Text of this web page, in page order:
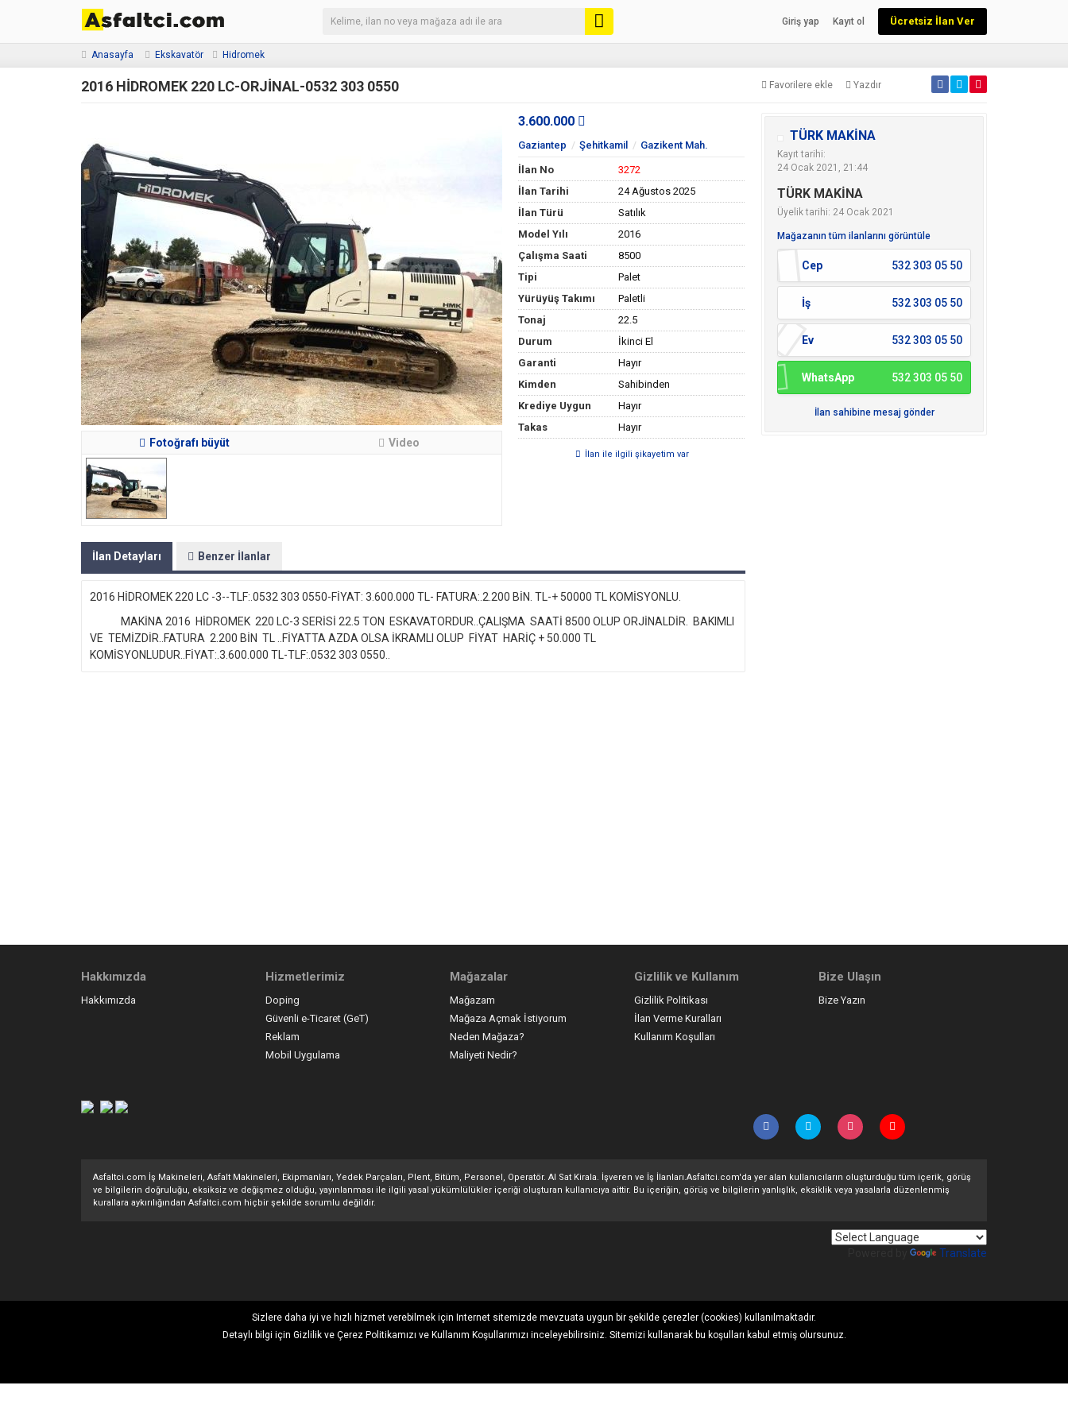
Giriş yap Kayıt ol Ücretsiz İlan Ver
Anasayfa Ekskavatör Hidromek
2016 HİDROMEK 220 LC-ORJİNAL-0532 303 0550 Favorilere ekle Yazdır
Fotoğrafı büyüt Video
3.600.000
Gaziantep Şehitkamil Gazikent Mah.
İlan No
3272
İlan Tarihi
24 Ağustos 2025
İlan Türü
Satılık
Model Yılı
2016
Çalışma Saati
8500
Tipi
Palet
Yürüyüş Takımı
Paletli
Tonaj
22.5
Durum
İkinci El
Garanti
Hayır
Kimden
Sahibinden
Krediye Uygun
Hayır
Takas
Hayır
İlan ile ilgili şikayetim var
İlan Detayları Benzer İlanlar
2016 HİDROMEK 220 LC -3--TLF:.0532 303 0550-FİYAT: 3.600.000 TL- FATURA:.2.200 BİN. TL-+ 50000 TL KOMİSYONLU.
MAKİNA 2016 HİDROMEK 220 LC-3 SERİSİ 22.5 TON ESKAVATORDUR..ÇALIŞMA SAATİ 8500 OLUP ORJİNALDİR. BAKIMLI
VE TEMİZDİR..FATURA 2.200 BİN TL ..FİYATTA AZDA OLSA İKRAMLI OLUP FİYAT HARİÇ + 50.000 TL
KOMİSYONLUDUR..FİYAT:.3.600.000 TL-TLF:.0532 303 0550..
TÜRK MAKİNA
Kayıt tarihi:
24 Ocak 2021, 21:44
TÜRK MAKİNA
Üyelik tarihi: 24 Ocak 2021
Mağazanın tüm ilanlarını görüntüle
Cep 532 303 05 50
İş 532 303 05 50
Ev 532 303 05 50
WhatsApp 532 303 05 50
İlan sahibine mesaj gönder
Hakkımızda
Hakkımızda
Hizmetlerimiz
Doping
Güvenli e-Ticaret (GeT)
Reklam
Mobil Uygulama
Mağazalar
Mağazam
Mağaza Açmak İstiyorum
Neden Mağaza?
Maliyeti Nedir?
Gizlilik ve Kullanım
Gizlilik Politikası
İlan Verme Kuralları
Kullanım Koşulları
Bize Ulaşın
Bize Yazın
Asfaltci.com İş Makineleri, Asfalt Makineleri, Ekipmanları, Yedek Parçaları, Plent, Bitüm, Personel, Operatör. Al Sat Kirala. İşveren ve İş İlanları.Asfaltci.com'da yer alan kullanıcıların oluşturduğu tüm içerik, görüş
ve bilgilerin doğruluğu, eksiksiz ve değişmez olduğu, yayınlanması ile ilgili yasal yükümlülükler içeriği oluşturan kullanıcıya aittir. Bu içeriğin, görüş ve bilgilerin yanlışlık, eksiklik veya yasalarla düzenlenmiş
kurallara aykırılığından Asfaltci.com hiçbir şekilde sorumlu değildir.
Translate
Sizlere daha iyi ve hızlı hizmet verebilmek için Internet sitemizde mevzuata uygun bir şekilde çerezler (cookies) kullanılmaktadır.
Detaylı bilgi için Gizlilik ve Çerez Politikamızı ve Kullanım Koşullarımızı inceleyebilirsiniz. Sitemizi kullanarak bu koşulları kabul etmiş olursunuz.